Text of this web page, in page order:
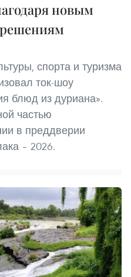
новым
спорта и туризма
ток-шоу
блюд из дуриана».
частью
в преддверии
– 2026.